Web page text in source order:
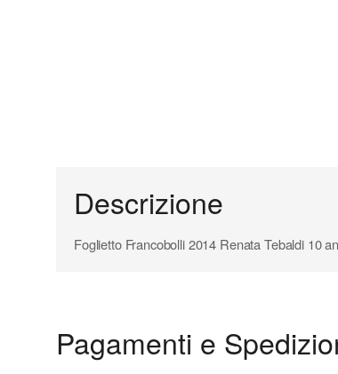
Descrizione
Foglietto Francobolli 2014 Renata Tebaldi 10
Pagamenti e